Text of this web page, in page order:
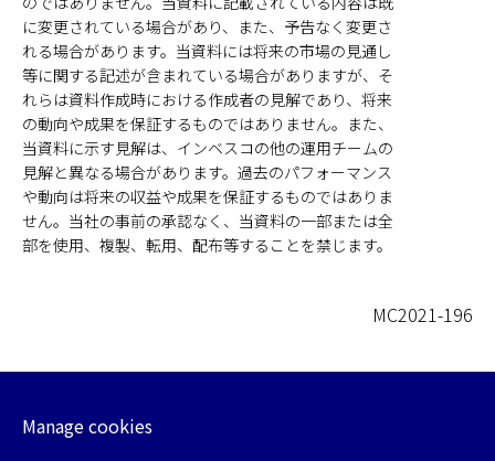
に変更されている場合があり、また、予告なく変更さ
れる場合があります。当資料には将来の市場の見通し
等に関する記述が含まれている場合がありますが、そ
れらは資料作成時における作成者の見解であり、将来
の動向や成果を保証するものではありません。また、
当資料に示す見解は、インベスコの他の運用チームの
見解と異なる場合があります。過去のパフォーマンス
や動向は将来の収益や成果を保証するものではありま
せん。当社の事前の承認なく、当資料の一部または全
部を使用、複製、転用、配布等することを禁じます。
MC2021-196
Manage cookies